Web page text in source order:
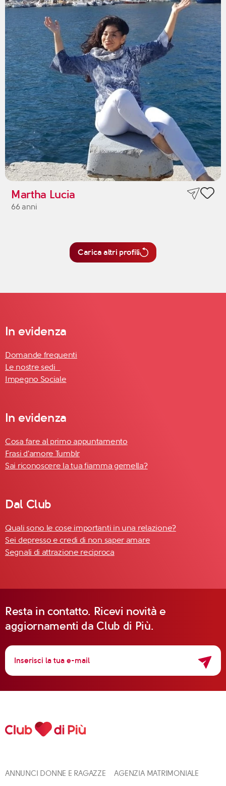
Martha Lucia
66 anni
Carica altri profili
In evidenza
Domande frequenti
Le nostre sedi
Impegno Sociale
In evidenza
Cosa fare al primo appuntamento
Frasi d'amore Tumblr
Sai riconoscere la tua fiamma gemella?
Dal Club
Quali sono le cose importanti in una relazione?
Sei depresso e credi di non saper amare
Segnali di attrazione reciproca
Resta in contatto. Ricevi novità e
aggiornamenti da Club di Più.
ANNUNCI DONNE E RAGAZZE
AGENZIA MATRIMONIALE